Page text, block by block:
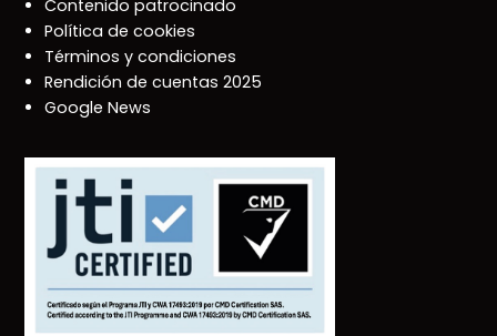
Contenido patrocinado
Política de cookies
Términos y condiciones
Rendición de cuentas 2025
Google News